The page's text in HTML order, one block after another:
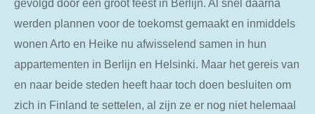
gevolgd door een groot feest in Berlijn. Al snel daarna
werden plannen voor de toekomst gemaakt en inmiddels
wonen Arto en Heike nu afwisselend samen in hun
appartementen in Berlijn en Helsinki. Maar het gereis van
en naar beide steden heeft haar toch doen besluiten om
zich in Finland te settelen, al zijn ze er nog niet helemaal